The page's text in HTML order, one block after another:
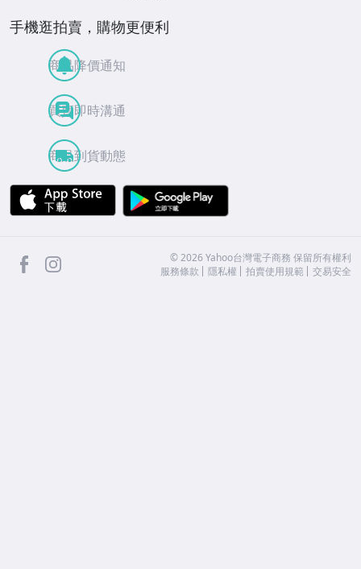
手機逛拍賣，購物更便利
商品降價通知
買賣即時溝通
商品到貨動態
APP Store
facebook ©2026 Yahoo台灣電子商務 保留所有權利
服務條款
隱私權 拍賣使用規範 交易安全